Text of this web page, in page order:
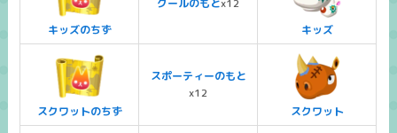
キッズのちず
クールのもとx12
キッズ
スクワットのちず
スポーティーのもと
x12
スクワット